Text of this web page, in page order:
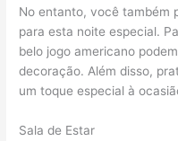
No entanto, você também
para esta noite especial.
belo jogo americano
decoração. Além disso,
um toque especial à
Sala de Estar